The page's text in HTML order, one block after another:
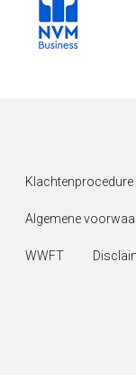
Klachtenprocedure
Algemene
WWFT